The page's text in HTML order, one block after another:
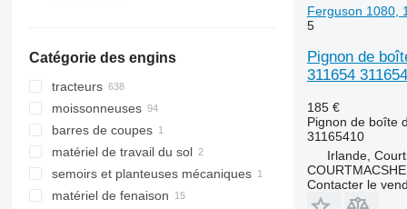
Catégorie des engins
tracteurs
mini-tracteurs
tracteurs à roues
moissonneuses
récolteuses de coton
moissonneuses-batteuses
ensileuses
autres moissonneuses
barres de coupes
barres de coupe à céréales
matériel de travail du sol
broyeurs
fraises rotatives
semoirs et planteuses mécaniques
matériel de fenaison
Ferguson 1080,
5
Pignon de
311654
185 €
Pignon de boîte
31165410
Irlande,
Contacter le